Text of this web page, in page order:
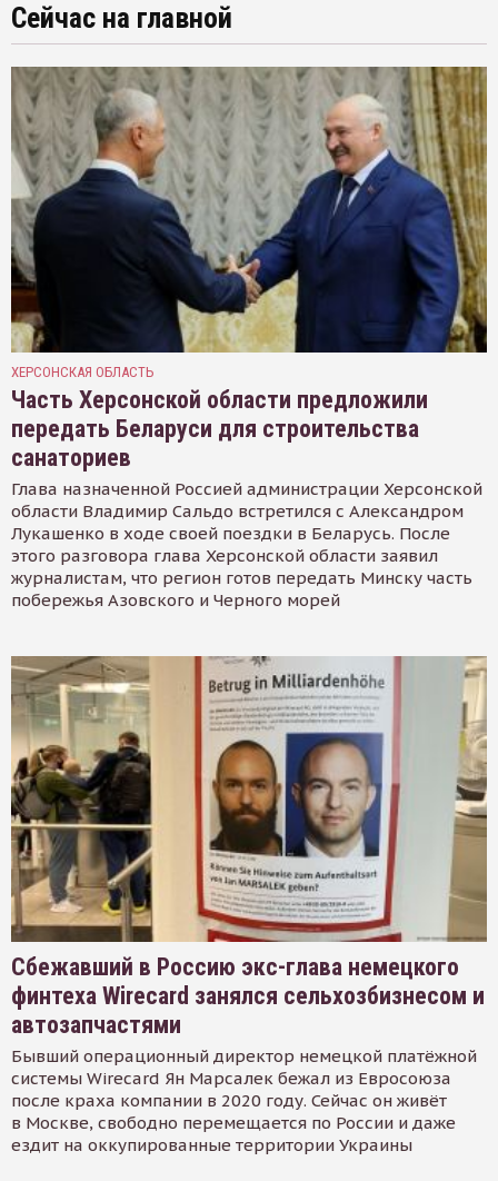
Сейчас на главной
ХЕРСОНСКАЯ ОБЛАСТЬ
Часть Херсонской области предложили
передать Беларуси для строительства
санаториев
Глава назначенной Россией администрации Херсонской
области Владимир Сальдо встретился с Александром
Лукашенко в ходе своей поездки в Беларусь. После
этого разговора глава Херсонской области заявил
журналистам, что регион готов передать Минску часть
побережья Азовского и Черного морей
Сбежавший в Россию экс-глава немецкого
финтеха Wirecard занялся сельхозбизнесом и
автозапчастями
Бывший операционный директор немецкой платёжной
системы Wirecard Ян Марсалек бежал из Евросоюза
после краха компании в 2020 году. Сейчас он живёт
в Москве, свободно перемещается по России и даже
ездит на оккупированные территории Украины